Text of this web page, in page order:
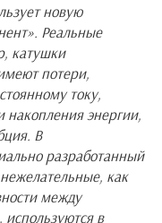
новую
Реальные
катушки
потери,
току,
накопления энергии,
В
разработанный
как
между
в